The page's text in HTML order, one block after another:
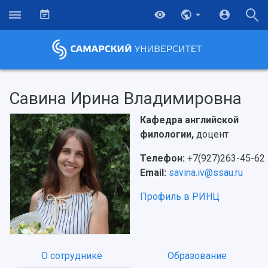
Савина Ирина Владимировна
Кафедра английской
филологии,доцент
Телефон: +7(927)263-45-62
Email: savina.iv@ssau.ru
Профиль в РИНЦ
О сотруднике Образование